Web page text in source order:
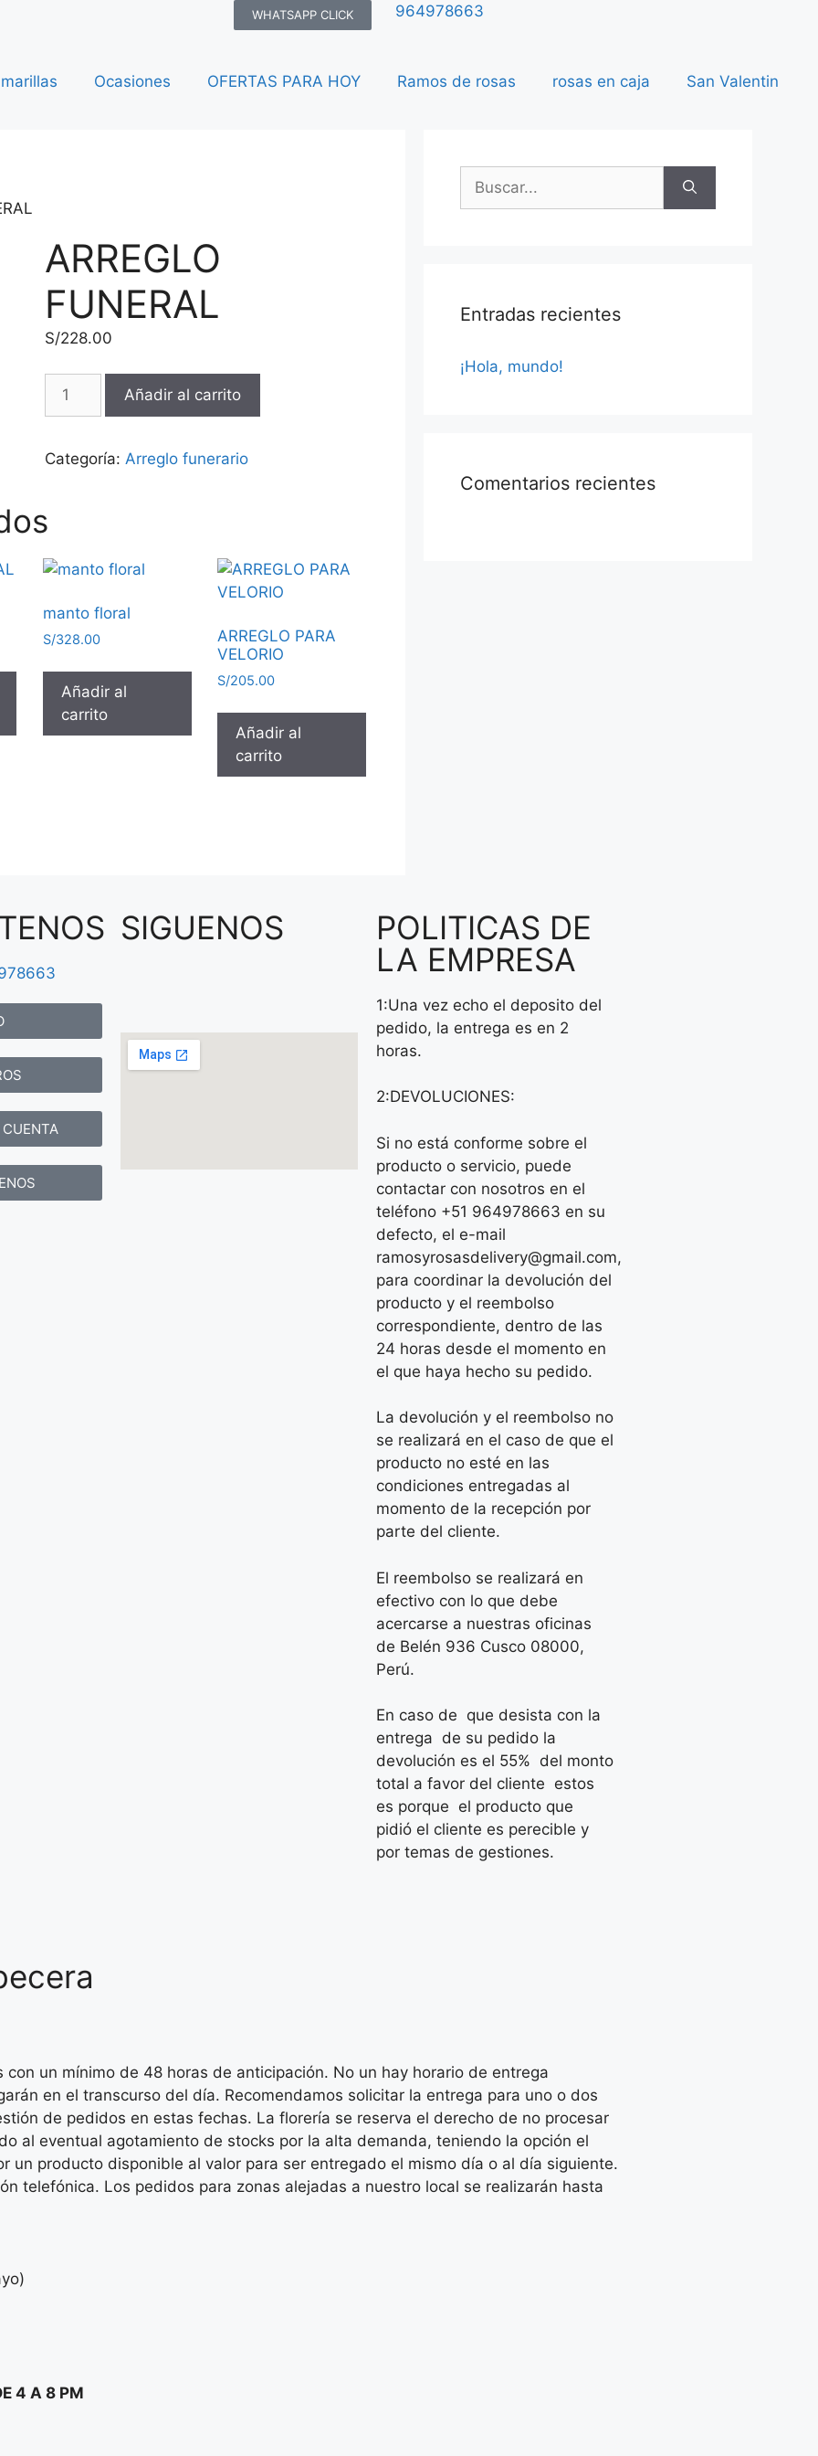
WHATSAPP CLICK 964978663
Ocasiones OFERTAS PARA HOY Ramos de rosas rosas en caja San Valentin
ARREGLO
FUNERAL
S/228.00
Añadir al carrito
Categoría: Arreglo funerario
manto floral
S/328.00
Añadir al
carrito
ARREGLO PARA
VELORIO
S/205.00
Añadir al
carrito
Entradas recientes
¡Hola, mundo!
Comentarios recientes
SIGUENOS
POLITICAS DE
LA EMPRESA
1:Una vez echo el deposito del
pedido, la entrega es en 2
horas.
2:DEVOLUCIONES:
Si no está conforme sobre el
producto o servicio, puede
contactar con nosotros en el
teléfono +51 964978663 en su
defecto, el e-mail
ramosyrosasdelivery@gmail.com,
para coordinar la devolución del
producto y el reembolso
correspondiente, dentro de las
24 horas desde el momento en
el que haya hecho su pedido.
La devolución y el reembolso no
se realizará en el caso de que el
producto no esté en las
condiciones entregadas al
momento de la recepción por
parte del cliente.
El reembolso se realizará en
efectivo con lo que debe
acercarse a nuestras oficinas
de Belén 936 Cusco 08000,
Perú.
En caso de que desista con la
entrega de su pedido la
devolución es el 55% del monto
total a favor del cliente estos
es porque el producto que
pidió el cliente es perecible y
por temas de gestiones.
un mínimo de 48 horas de anticipación. No un hay horario de entrega
en el transcurso del día. Recomendamos solicitar la entrega para uno o dos
de pedidos en estas fechas. La florería se reserva el derecho de no procesar
al eventual agotamiento de stocks por la alta demanda, teniendo la opción el
un producto disponible al valor para ser entregado el mismo día o al día siguiente.
telefónica. Los pedidos para zonas alejadas a nuestro local se realizarán hasta
4 A 8 PM